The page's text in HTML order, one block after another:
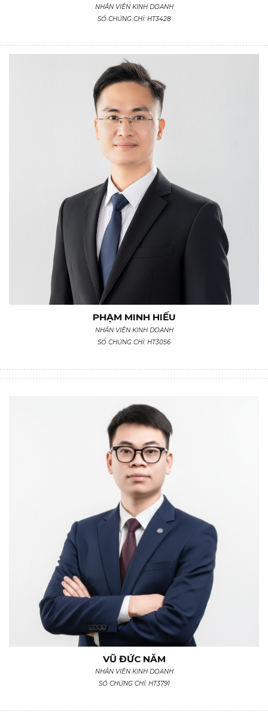
NHÂN VIÊN KINH DOANH
SỐ CHỨNG CHỈ: HT3428
PHẠM MINH HIẾU
NHÂN VIÊN KINH DOANH
SỐ CHỨNG CHỈ: HT3056
VŨ ĐỨC NĂM
NHÂN VIÊN KINH DOANH
SỐ CHỨNG CHỈ: HT3791